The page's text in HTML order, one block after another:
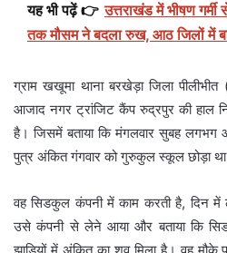
यह भी पढ़ें 👉 उत्तराखंड में भीषण
तक मौसम ने बदला रुख, आठ जिलों में
ग्राम खखूमा थाना बरखेड़ा जिला
आजाद नगर ट्रांजिट कैंप रुद्रपुर की हाल
है। जिसमें बताया कि मंगलवार सुबह
पुत्र अंकित गंगवार को गुरुकुल स्कूल छोड़ा
वह सिडकुल कंपनी में काम करती है, दिन
उसे कंपनी से लेने आया और बताया कि